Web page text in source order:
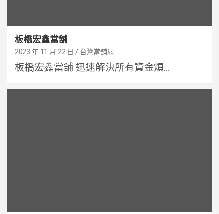
板橋宏鑫當舖
2023 年 11 月 22 日 台灣當舖網
板橋宏鑫當舖 迅速解決所有資金煩...